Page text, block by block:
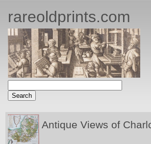
rareoldprints.com
Antique Views of